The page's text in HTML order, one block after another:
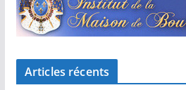
Articles récents